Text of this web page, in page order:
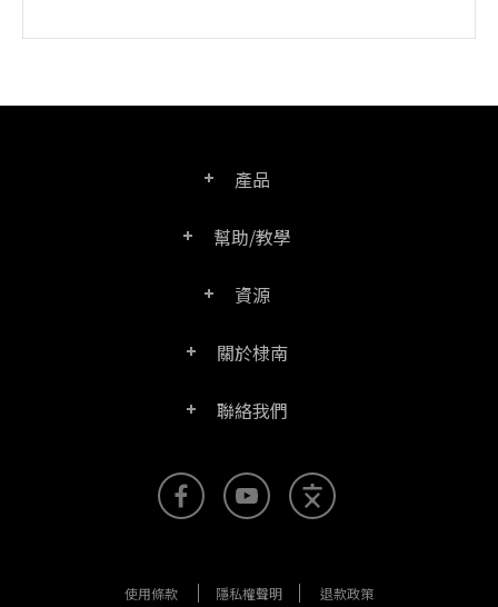
產品
PDF文電通專業版
Right PDF Reader (行動版)
幫助/教學
常見問題
使用手冊
資源
產品/授權比較表
SDK資源 (伺服器版適用)
關於棣南
公司介紹
官方部落格
聯絡我們
聯絡銷售
使用條款 隱私權聲明 退款政策